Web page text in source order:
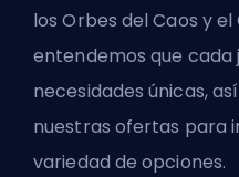
los Orbes del Caos y el
entendemos que cada
necesidades únicas,
nuestras ofertas para
variedad de opciones.